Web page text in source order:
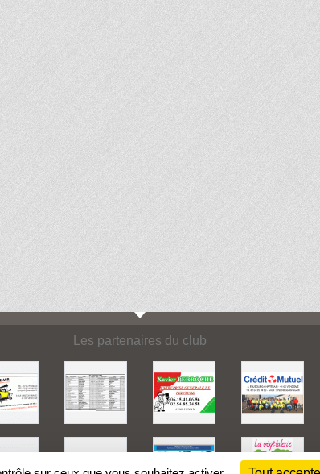
Les partenaires du club